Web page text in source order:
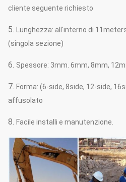
cliente seguente richiesto
5.
Lunghezza: all'interno di
(singola sezione)
6. Spessore: 3mm. 6mm, 8mm,
7. Forma: (6-side, 8side, 12-side,
affusolato
8. Facile installi e manutenzione.